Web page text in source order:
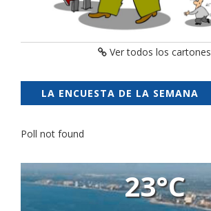
Ver todos los cartones
LA ENCUESTA DE LA SEMANA
Poll not found
23°C